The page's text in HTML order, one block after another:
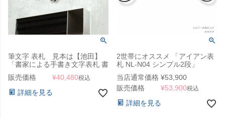
筆文字 表札 見本は【池田】
「書家による手書き文字表札 書
ASOBI表札（SHO ASOBI
SIGN）」イージーメンテナン
ス 切り文字表札
販売価格 ¥40,480税込
詳細を見る
2世帯にオススメ 「アイアン表
札 NL-N04 シンプル2段」
当店通常価格 ¥53,900
販売価格
¥53,900税込
詳細を見る